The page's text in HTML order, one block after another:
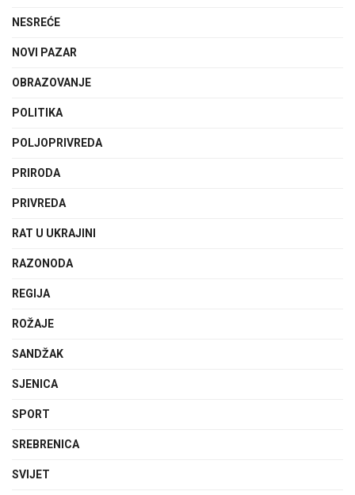
NESREĆE
NOVI PAZAR
OBRAZOVANJE
POLITIKA
POLJOPRIVREDA
PRIRODA
PRIVREDA
RAT U UKRAJINI
RAZONODA
REGIJA
ROŽAJE
SANDŽAK
SJENICA
SPORT
SREBRENICA
SVIJET